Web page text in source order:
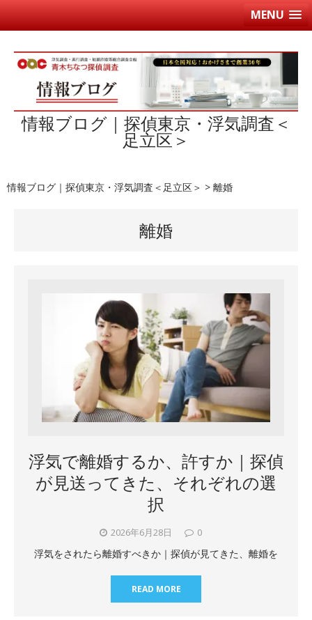
MENU
情報ブログ｜探偵東京・浮気調査＜
足立区＞
情報ブログ｜探偵東京・浮気調査＜足立区＞ > 離婚
離婚
浮気で離婚するか、許すか｜探偵
が見送ってきた、それぞれの選
択
2026年6月28日 0
浮気をされたら離婚すべきか｜探偵が見てきた、離婚を
READ MORE